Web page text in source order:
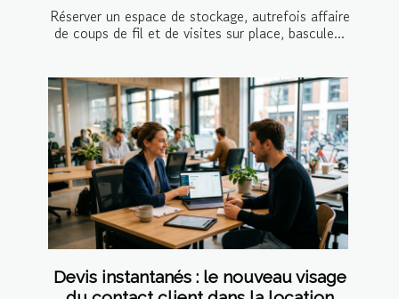
Réserver un espace de stockage, autrefois affaire
de coups de fil et de visites sur place, bascule...
Devis instantanés : le nouveau visage